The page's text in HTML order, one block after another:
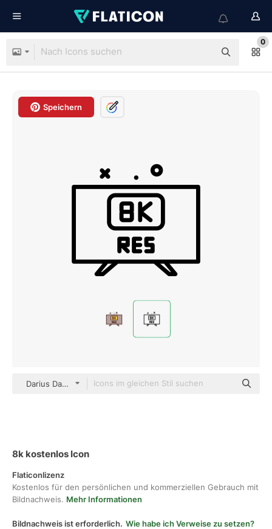
0
Speichern
Darius Dan Lineal
8k kostenlos Icon
Flaticonlizenz
Kostenlos für den persönlichen und kommerziellen Gebrauch mit
Bildnachweis. Mehr Informationen
Bildnachweis ist erforderlich. Wie habe ich Verweise zu setzen?